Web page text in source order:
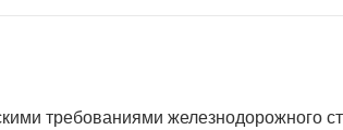
требованиями железнодорожного